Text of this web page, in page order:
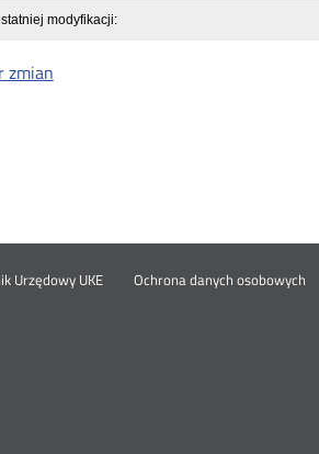
modyfikacji:
zmian
Urzędowy UKE Otwórz
Ochrona danych osobowych